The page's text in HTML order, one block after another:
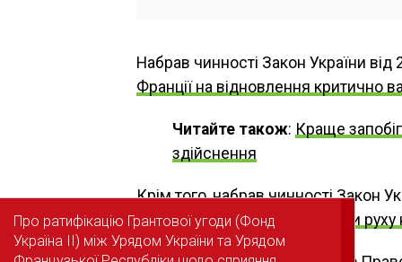
Набрав чинності Закон України від
Франції на відновлення критично
Читайте також: Краще
здійснення
Крім того, набрав чинності Закон
європейську систему безпеки руху
Про ратифікацію Грантової угоди (Фонд
Україна II) між Урядом України та Урядом
Про ратифікацію Грантової угоди (Фонд
Україна II) між Урядом України та Урядом